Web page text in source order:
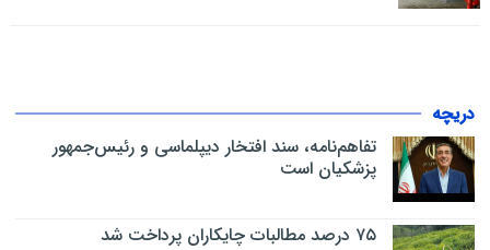
دریچه
تفاهم‌نامه، سند افتخار دیپلماسی و رئیس‌جمهور
پزشکیان است
۷۵ درصد مطالبات چایکاران پرداخت شد